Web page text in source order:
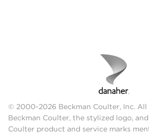
© 2000-2026 Beckman Coulter, Inc. All
Beckman Coulter, the stylized logo,
Coulter product and service marks